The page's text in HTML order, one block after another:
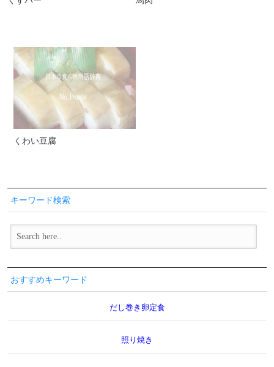
くわい豆腐
キーワード検索
おすすめキーワード
だし巻き卵定食
照り焼き